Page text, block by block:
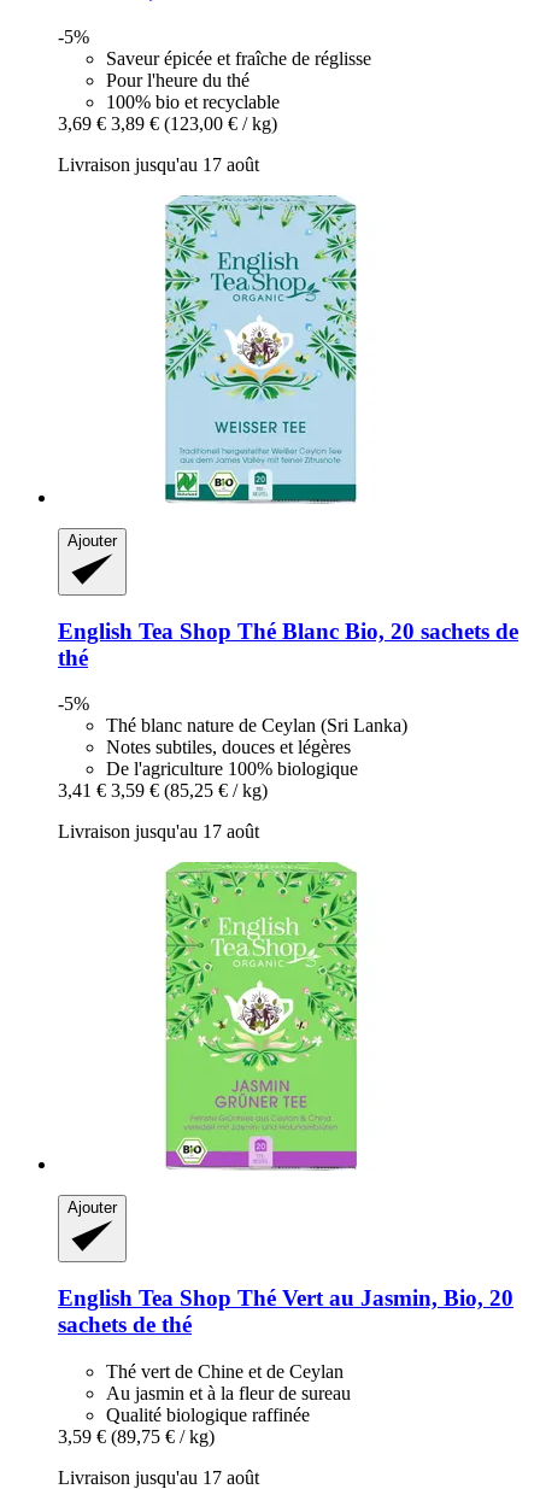
-5%
Saveur épicée et fraîche de réglisse
Pour l'heure du thé
100% bio et recyclable
3,69 € 3,89 € (123,00 € / kg)
Livraison jusqu'au 17 août
Ajouter
English Tea Shop Thé Blanc Bio, 20 sachets de
thé
-5%
Thé blanc nature de Ceylan (Sri Lanka)
Notes subtiles, douces et légères
De l'agriculture 100% biologique
3,41 € 3,59 € (85,25 € / kg)
Livraison jusqu'au 17 août
Ajouter
English Tea Shop Thé Vert au Jasmin, Bio, 20
sachets de thé
Thé vert de Chine et de Ceylan
Au jasmin et à la fleur de sureau
Qualité biologique raffinée
3,59 € (89,75 € / kg)
Livraison jusqu'au 17 août